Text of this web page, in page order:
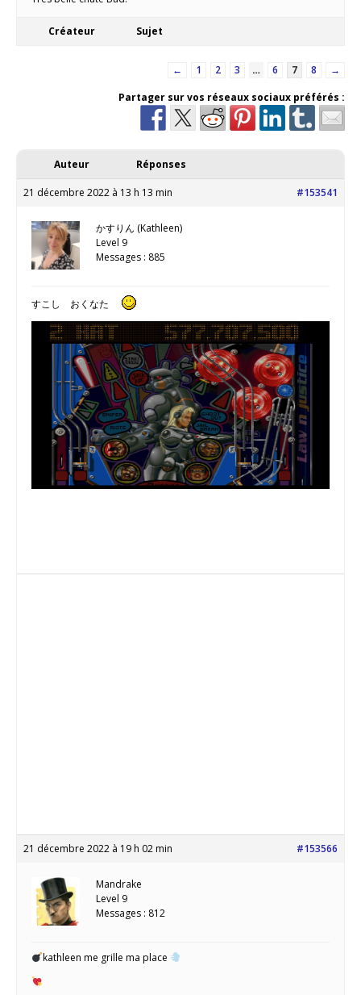
Créateur Sujet
← 1 2 3 … 6 7 8
→
Partager sur vos réseaux sociaux préférés :
Auteur Réponses
21 décembre 2022 à 13 h 13 min #153541
かすりん (Kathleen)
Level 9
Messages : 885
すこし おくなた
21 décembre 2022 à 19 h 02 min #153566
Mandrake
Level 9
Messages : 812
kathleen me grille ma place